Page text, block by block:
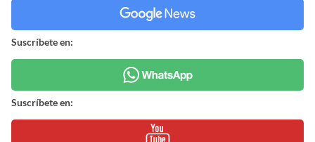
Suscríbete en:
Suscríbete en: